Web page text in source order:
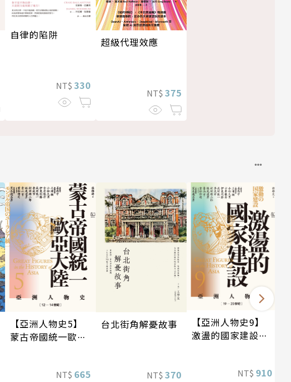
自律的陷阱
NT$ 330
超級代理效應
NT$ 375
【亞洲人物史5】
蒙古帝國統一歐亞
NT$ 665
台北街角解憂故事
NT$ 370
【亞洲人物史9】
激盪的國家建設
NT$ 910